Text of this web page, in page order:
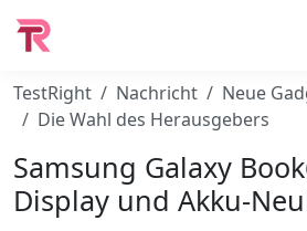
TestRight Nachricht
Neue
Die Wahl des Herausgebers
Samsung Galaxy
Display und Akku-